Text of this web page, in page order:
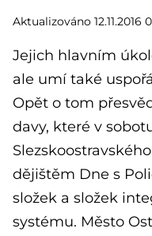
Aktualizováno 12.11.2016
Jejich hlavním
ale umí také
Opět o tom
davy, které v
dějištěm Dne s
složek a složek
systému. Město